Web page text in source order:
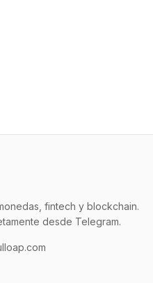
fintech y blockchain.
desde Telegram.